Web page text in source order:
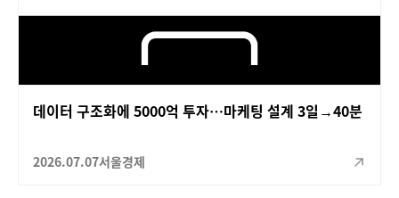
데이터 구조화에 5000억 투자…마케팅 설계 3일→40분
2026.07.07서울경제